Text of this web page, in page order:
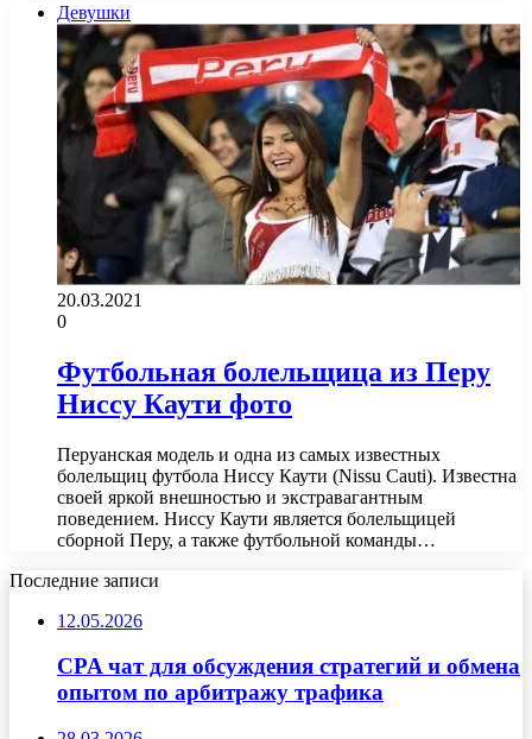
Девушки
20.03.2021
0
Футбольная болельщица из Перу
Ниссу Каути фото
Перуанская модель и одна из самых известных
болельщиц футбола Ниссу Каути (Nissu Cauti). Известна
своей яркой внешностью и экстравагантным
поведением. Ниссу Каути является болельщицей
сборной Перу, а также футбольной команды…
Последние записи
12.05.2026
CPA чат для обсуждения стратегий и обмена
опытом по арбитражу трафика